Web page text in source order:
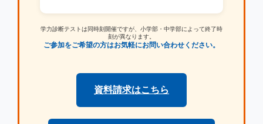
学力診断テストは同時刻開催ですが、小学部・中学部によって終了時
刻が異なります。
ご参加をご希望の方はお気軽にお問い合わせください。
資料請求はこちら